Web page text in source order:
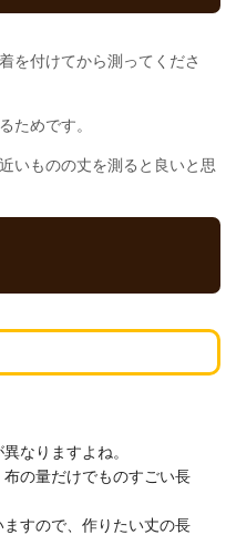
を付けてから測ってくださ
ためです。
いものの丈を測ると良いと思
なりますよね。
の量だけでものすごい長
すので、作りたい丈の長